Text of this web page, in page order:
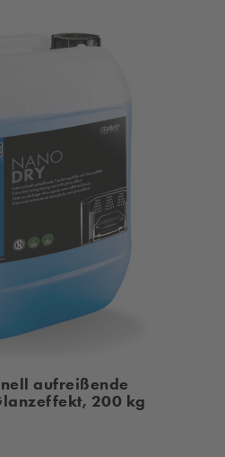
aufreißende
200 kg